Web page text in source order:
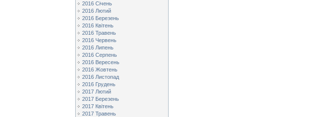
2016 Січень
2016 Лютий
2016 Березень
2016 Квітень
2016 Травень
2016 Червень
2016 Липень
2016 Серпень
2016 Вересень
2016 Жовтень
2016 Листопад
2016 Грудень
2017 Лютий
2017 Березень
2017 Квітень
2017 Травень